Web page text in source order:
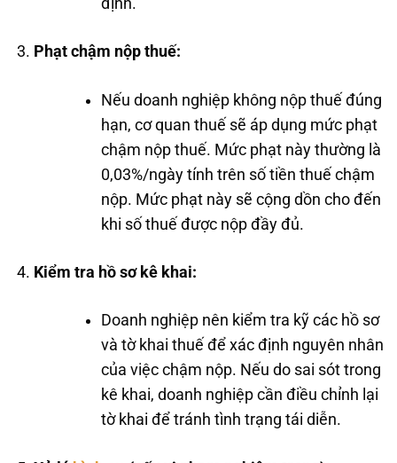
Phạt chậm nộp thuế:
Nếu doanh nghiệp không nộp thuế đúng
hạn, cơ quan thuế sẽ áp dụng mức phạt
chậm nộp thuế. Mức phạt này thường là
0,03%/ngày tính trên số tiền thuế chậm
nộp. Mức phạt này sẽ cộng dồn cho đến
khi số thuế được nộp đầy đủ.
Kiểm tra hồ sơ kê khai:
Doanh nghiệp nên kiểm tra kỹ các hồ sơ
và tờ khai thuế để xác định nguyên nhân
của việc chậm nộp. Nếu do sai sót trong
kê khai, doanh nghiệp cần điều chỉnh lại
tờ khai để tránh tình trạng tái diễn.